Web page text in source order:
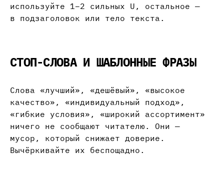
используйте 1–2 сильных U, остальное —
в подзаголовок или тело текста.
СТОП-СЛОВА И ШАБЛОННЫЕ ФРАЗЫ
Слова «лучший», «дешёвый», «высокое
качество», «индивидуальный подход»,
«гибкие условия», «широкий ассортимент»
ничего не сообщают читателю. Они —
мусор, который снижает доверие.
Вычёркивайте их беспощадно.